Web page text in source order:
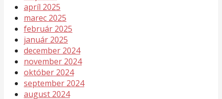
apríl 2025
marec 2025
február 2025
január 2025
december 2024
november 2024
október 2024
september 2024
august 2024